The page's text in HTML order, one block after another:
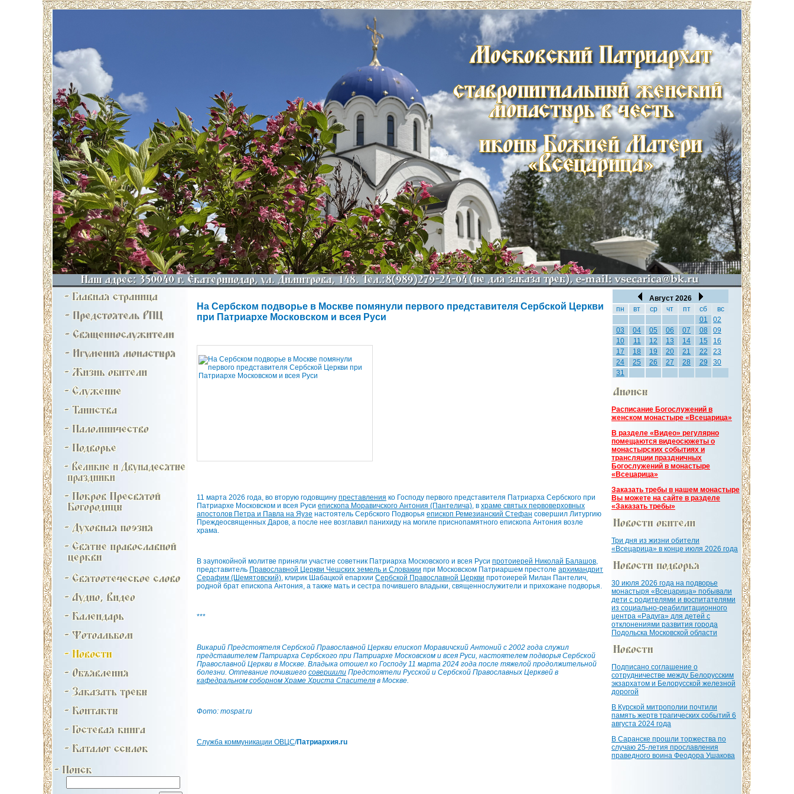
На Сербском подворье в Москве помянули первого представителя Сербской Церкви
при Патриархе Московском и всея Руси
11 марта 2026 года, во вторую годовщину преставления ко Господу первого представителя Патриарха Сербского при
Патриархе Московском и всея Руси епископа Моравичского Антония (Пантелича) , в храме святых первоверховных
апостолов Петра и Павла на Яузе настоятель Сербского Подворья епископ Ремезианский Стефан совершил Литургию
Преждеосвященных Даров, а после нее возглавил панихиду на могиле приснопамятного епископа Антония возле
храма.
В заупокойной молитве приняли участие советник Патриарха Московского и всея Руси протоиерей Николай Балашов
представитель Православной Церкви Чешских земель и Словакии при Московском Патриаршем престоле архимандрит
Серафим (Шемятовский) , клирик Шабацкой епархии Сербской Православной Церкви протоиерей Милан Пантелич,
родной брат епископа Антония, а также мать и сестра почившего владыки, священнослужители и прихожане подворья.
***
Викарий Предстоятеля Сербской Православной Церкви епископ Моравичский Антоний с 2002 года служил
представителем Патриарха Сербского при Патриархе Московском и всея Руси, настоятелем подворья Сербской
Православной Церкви в Москве. Владыка отошел ко Господу 11 марта 2024 года после тяжелой продолжительной
болезни. Отпевание почившего совершили Предстоятели Русской и Сербской Православных Церквей в
кафедральном соборном Храме Христа Спасителя в Москве.
Фото: mospat.ru
Служба коммуникации ОВЦС/Патриархия.ru
Август 2026
пн
вт ср чт пт сб
вс
01
02
03
04 05 06 07 08
09
10
11 12 13 14 15
16
17
18 19 20 21 22
23
24
25 26 27 28 29
30
31
Расписание Богослужений в
женском монастыре «Всецарица»
В разделе «Видео» регулярно
помещаются видеосюжеты о
монастырских событиях и
трансляции праздничных
Богослужений в монастыре
«Всецарица»
Заказать требы в нашем монастыре
Вы можете на сайте в разделе
«Заказать требы»
Три дня из жизни обители
«Всецарица» в конце июля 2026 года
30 июля 2026 года на подворье
монастыря «Всецарица» побывали
дети с родителями и воспитателями
из социально-реабилитационного
центра «Радуга» для детей с
отклонениями развития города
Подольска Московской области
Подписано соглашение о
сотрудничестве между Белорусским
экзархатом и Белорусской железной
дорогой
В Курской митрополии почтили
память жертв трагических событий 6
августа 2024 года
В Саранске прошли торжества по
случаю 25-летия прославления
праведного воина Феодора Ушакова